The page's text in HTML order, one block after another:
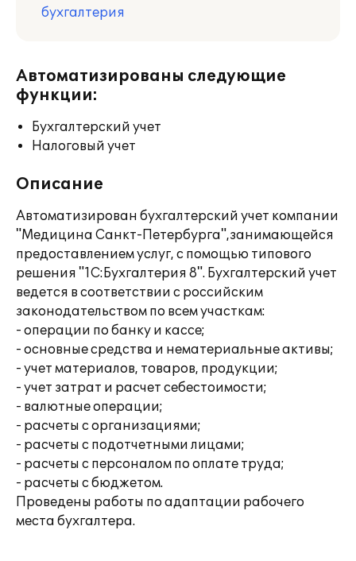
бухгалтерия
Автоматизированы следующие
функции:
Бухгалтерский учет
Налоговый учет
Описание
Автоматизирован бухгалтерский учет компании
"Медицина Санкт-Петербурга",занимающейся
предоставлением услуг, с помощью типового
решения "1С:Бухгалтерия 8". Бухгалтерский учет
ведется в соответствии с российским
законодательством по всем участкам:
- операции по банку и кассе;
- основные средства и нематериальные активы;
- учет материалов, товаров, продукции;
- учет затрат и расчет себестоимости;
- валютные операции;
- расчеты с организациями;
- расчеты с подотчетными лицами;
- расчеты с персоналом по оплате труда;
- расчеты с бюджетом.
Проведены работы по адаптации рабочего
места бухгалтера.